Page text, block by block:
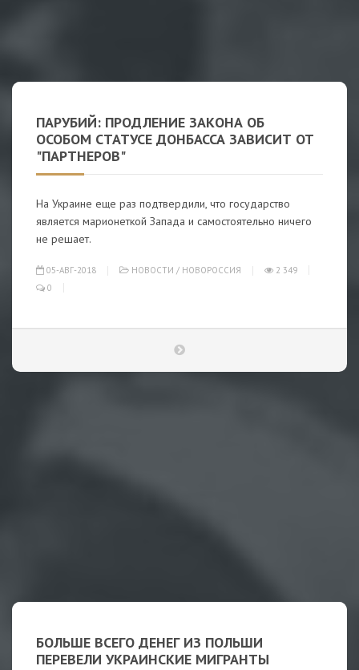
ПАРУБИЙ: ПРОДЛЕНИЕ ЗАКОНА ОБ
ОСОБОМ СТАТУСЕ ДОНБАССА ЗАВИСИТ ОТ
"ПАРТНЕРОВ"
На Украине еще раз подтвердили, что государство
является марионеткой Запада и самостоятельно ничего
не решает.
05-АВГ-2018 НОВОСТИ / НОВОРОССИЯ
2 349
0
БОЛЬШЕ ВСЕГО ДЕНЕГ ИЗ ПОЛЬШИ
ПЕРЕВЕЛИ УКРАИНСКИЕ МИГРАНТЫ